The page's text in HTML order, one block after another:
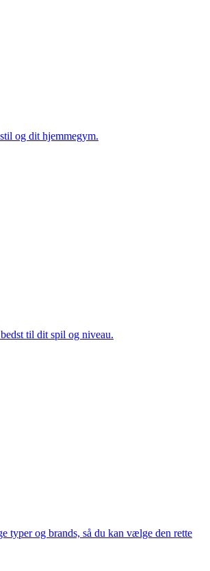
og dit hjemmegym.
til dit spil og niveau.
typer og brands, så du kan vælge den rette